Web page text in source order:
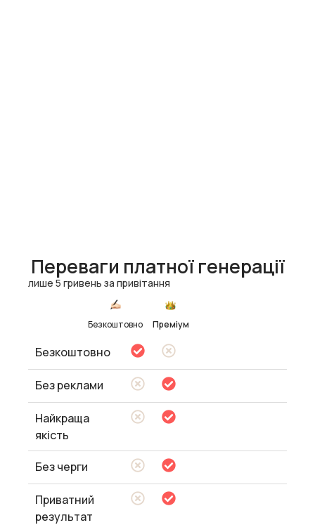
Переваги платної генерації
лише 5 гривень за привітання
Безкоштовно Преміум
Безкоштовно
Без реклами
Найкраща
якість
Без черги
Приватний
результат